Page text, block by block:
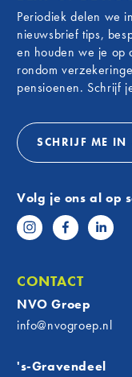
is. Met een
verzekerd dat
heeft om u te
Periodiek delen we
nieuwsbrief tips,
en houden we je op
rondom
pensioenen. Schrijf
SCHRIJF ME IN
Volg je ons al op
CONTACT
NVO Groep
info@nvogroep.nl
's-Gravendeel